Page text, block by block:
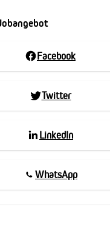
Facebook
Twitter
LinkedIn
WhatsApp